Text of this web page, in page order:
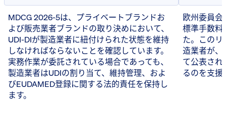
MDCG 2026-5は、プライベートブランドお
よび販売業者ブランドの取り決めにおいて、
UDI-DIが製造業者に紐付けられた状態を維持
しなければならないことを確認しています。
実務作業が委託されている場合であっても、
製造業者はUDIの割り当て、維持管理、およ
びEUDAMED登録に関する法的責任を保持し
ます。
欧州委員会
標準手数料
た。このリ
造業者が、
て公表され
るのを支援